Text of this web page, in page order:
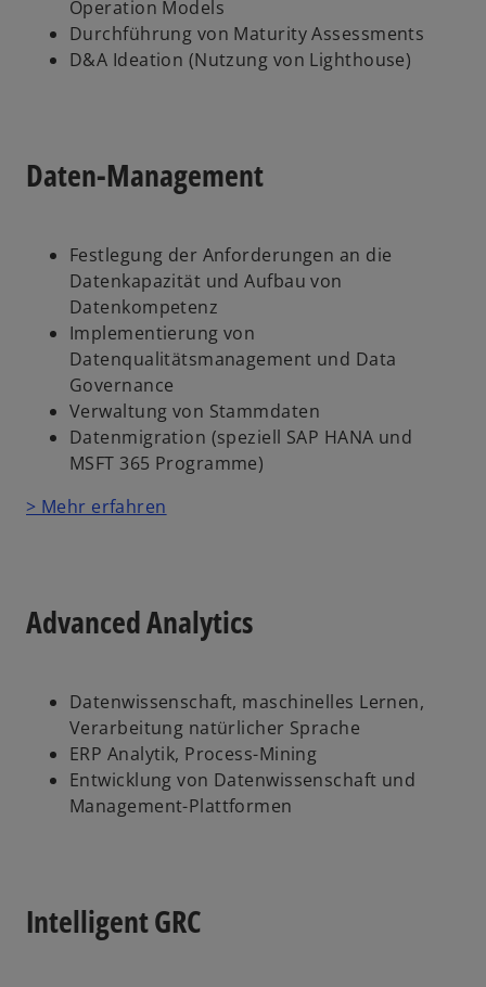
e
r
ö
f
e
Operation Models
Durchführung von Maturity Assessments
D&A Ideation (Nutzung von Lighthouse)
Daten-Management
Festlegung der Anforderungen an die
Datenkapazität und Aufbau von
Datenkompetenz
Implementierung von
Datenqualitätsmanagement und Data
Governance
Verwaltung von Stammdaten
Datenmigration (speziell SAP HANA und
MSFT 365 Programme)
> Mehr erfahren
Advanced Analytics
Datenwissenschaft, maschinelles Lernen,
Verarbeitung natürlicher Sprache
ERP Analytik, Process-Mining
Entwicklung von Datenwissenschaft und
Management-Plattformen
Intelligent GRC